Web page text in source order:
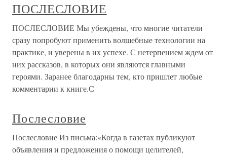
ПОСЛЕСЛОВИЕ
ПОСЛЕСЛОВИЕ Мы убеждены, что многие читатели
сразу попробуют применить волшебные технологии на
практике, и уверены в их успехе. С нетерпением ждем от
них рассказов, в которых они являются главными
героями. Заранее благодарны тем, кто пришлет любые
комментарии к книге.С
Послесловие
Послесловие Из письма:«Когда в газетах публикуют
объявления и предложения о помощи целителей,